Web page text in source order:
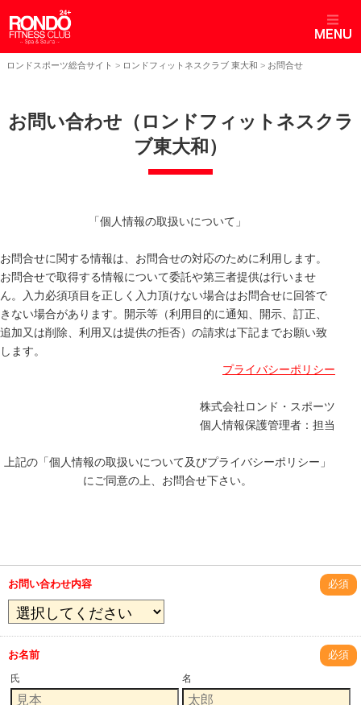
ロンドスポーツ総合サイト > ロンドフィットネスクラブ 東大和 > お問合せ
お問い合わせ（ロンドフィットネスクラ
ブ東大和）
「個人情報の取扱いについて」
お問合せに関する情報は、お問合せの対応のために利用します。
お問合せで取得する情報について委託や第三者提供は行いませ
ん。入力必須項目を正しく入力頂けない場合はお問合せに回答で
きない場合があります。開示等（利用目的に通知、開示、訂正、
追加又は削除、利用又は提供の拒否）の請求は下記までお願い致
します。
プライバシーポリシー
株式会社ロンド・スポーツ
個人情報保護管理者：担当
上記の「個人情報の取扱いについて及びプライバシーポリシー」
にご同意の上、お問合せ下さい。
お問い合わせ内容 必須
お名前 必須
氏 名